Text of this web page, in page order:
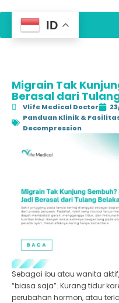
Migrain Tak
Berasal dari
Vlife Medical Doctor
Panduan Klinik &
Decompression
Sebagai ibu atau wanita
“biasa saja”. Kurang tidur
perubahan hormon, atau
ID